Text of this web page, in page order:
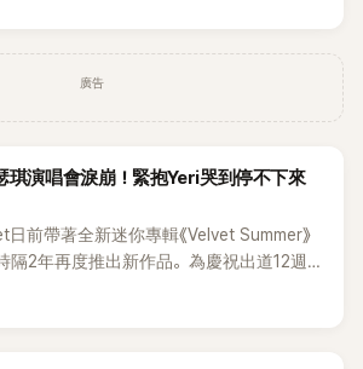
廣告
演唱會淚崩！緊抱Yeri哭到停不下來
前帶著全新迷你專輯《Velvet Summer》
隔2年再度推出新作品。為慶祝出道12週
舉辦三場粉絲演唱會，與粉絲共同回顧經